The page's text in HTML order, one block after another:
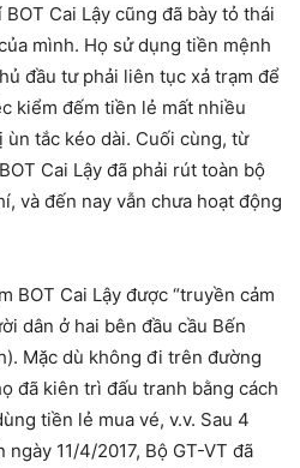
Cai Lậy cũng đã bày tỏ thái
mình. Họ sử dụng tiền mệnh
đầu tư phải liên tục xả trạm để
kiểm đếm tiền lẻ mất nhiều
tắc kéo dài. Cuối cùng, từ
Cai Lậy đã phải rút toàn bộ
và đến nay vẫn chưa hoạt động
BOT Cai Lậy được “truyền cảm
dân ở hai bên đầu cầu Bến
Mặc dù không đi trên đường
đã kiên trì đấu tranh bằng cách
tiền lẻ mua vé, v.v. Sau 4
11/4/2017, Bộ GT-VT đã